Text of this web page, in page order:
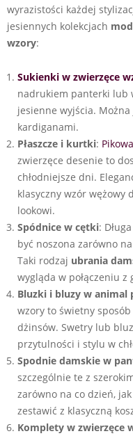
wyrazistości każdej
jesiennych kolekcjach
wzory:
Sukienki w zwierzęce
nadrukiem panterki lub
jesienne wyjścia. Można
kardiganami.
Płaszcze i kurtki:
zwierzęce desenie to
chłodniejsze dni.
klasyczny wzór wężowy
lookowi.
Spódnice w cętki: Długa
być noszona zarówno
Taki rodzaj ubrania
wygląda w połączeniu
Bluzki i bluzy w animal
wzory to świetny
dżinsów. Swetry lub
przytulności i stylu w
Spodnie damskie w
szczególnie te z
zarówno na co dzień,
zestawić z klasyczną
Komplety w zwierzęce